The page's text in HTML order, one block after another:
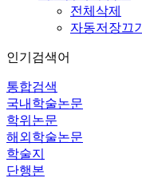
전체삭제
자동저장끄기
인기검색어
통합검색
국내학술논문
학위논문
해외학술논문
학술지
단행본